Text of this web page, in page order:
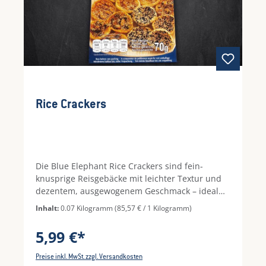
Rice Crackers
Die Blue Elephant Rice Crackers sind fein-
knusprige Reisgebäcke mit leichter Textur und
dezentem, ausgewogenem Geschmack – ideal
als stilvoller Snack oder als Begleiter zu Aperitif
und Drinks. Ob pur genossen, zu würzigen Dips,
Topping auf Salaten und Bowls: Diese
Reiscracker bringen angenehmen Biss und eine
Inhalt:0.07 Kilogramm(85,57 € / 1 Kilogramm)
5,99 €*
Preise inkl. MwSt. zzgl. Versandkosten